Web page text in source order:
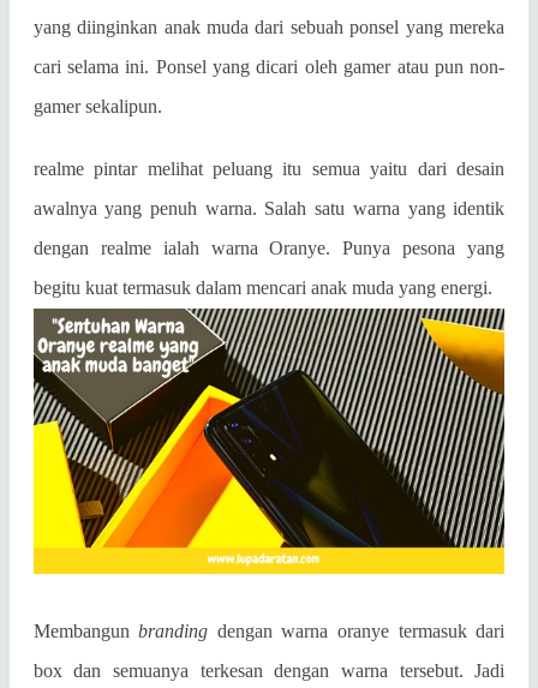
yang diinginkan anak muda dari sebuah ponsel yang mereka
cari selama ini. Ponsel yang dicari oleh gamer atau pun non-
gamer sekalipun.
realme pintar melihat peluang itu semua yaitu dari desain
awalnya yang penuh warna. Salah satu warna yang identik
dengan realme ialah warna Oranye. Punya pesona yang
begitu kuat termasuk dalam mencari anak muda yang energi.
Membangunbranding dengan warna oranye termasuk dari
box dan semuanya terkesan dengan warna tersebut. Jadi